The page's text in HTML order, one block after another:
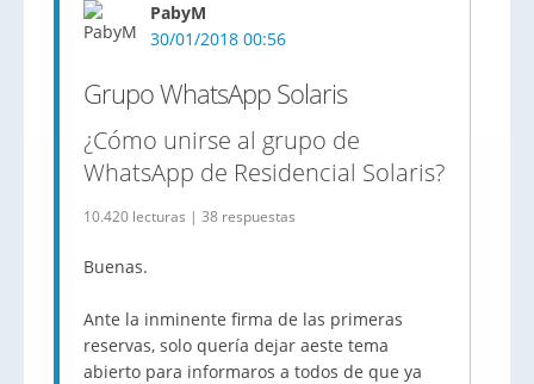
PabyM
30/01/2018 00:56
Grupo WhatsApp Solaris
¿Cómo unirse al grupo de
WhatsApp de Residencial Solaris?
10.420 lecturas | 38 respuestas
Buenas.
Ante la inminente firma de las primeras
reservas, solo quería dejar aeste tema
abierto para informaros a todos de que ya